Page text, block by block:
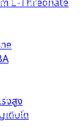
Wellmune
infantis
lactis
Lactobacillus
(Prebiotic)
L-Threonate